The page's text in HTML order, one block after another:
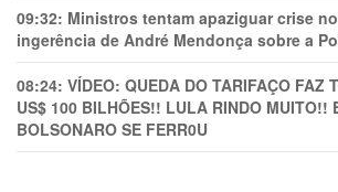
09:32: Ministros tentam apaziguar crise
ingerência de André Mendonça sobre a
08:24: VÍDEO: QUEDA DO TARIFAÇO FAZ
US$ 100 BILHÕES!! LULA RINDO MUITO!!
BOLSONARO SE FERR0U